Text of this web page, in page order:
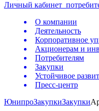
Личный кабинет
О компании
Деятельность
Корпоративное
Акционерам и
Потребителям
Закупки
Устойчивое
Пресс-центр
ЮнипроЗакупкиЗакупки